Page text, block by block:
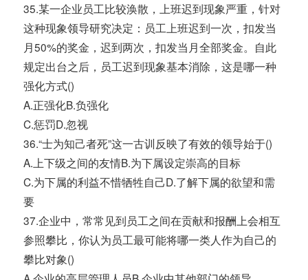
35.某一企业员工比较涣散，上班迟到现象严重，针对
这种现象领导研究决定：员工上班迟到一次，扣发当
月50%的奖金，迟到两次，扣发当月全部奖金。自此
规定出台之后，员工迟到现象基本消除，这是哪一种
强化方式()
A.正强化B.负强化
C.惩罚D.忽视
36.“士为知己者死”这一古训反映了有效的领导始于()
A.上下级之间的友情B.为下属设定崇高的目标
C.为下属的利益不惜牺牲自己D.了解下属的欲望和需
要
37.企业中，常常见到员工之间在贡献和报酬上会相互
参照攀比，你认为员工最可能将哪一类人作为自己的
攀比对象()